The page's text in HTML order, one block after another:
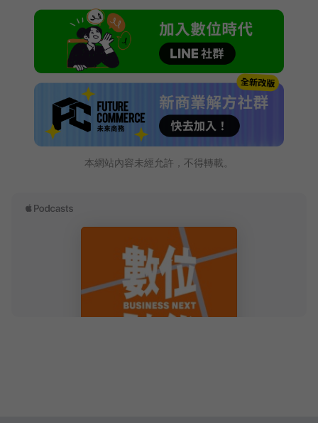
本網站內容未經允許，不得轉載。